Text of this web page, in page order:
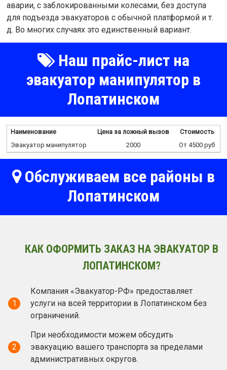
аварии, с заблокированными колесами, без доступа
для подъезда эвакуаторов с обычной платформой и т.
д. Во многих случаях это единственный вариант.
Наш прайс-лист на
эвакуатор манипулятор в
Лопатинском
Наименование Цена за ложный вызов
Стоимость
Эвакуатор манипулятор
2000 От 4500 руб
Обслуживаем все районы в
Лопатинском
КАК ОФОРМИТЬ ЗАКАЗ НА ЭВАКУАТОР В
ЛОПАТИНСКОМ?
1
Компания «Эвакуатор-РФ» предоставляет
услуги на всей территории в Лопатинском без
ограничений.
2
При необходимости можем обсудить
эвакуацию вашего транспорта за пределами
административных округов.